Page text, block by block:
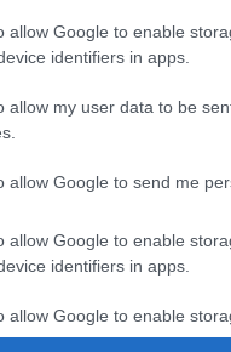
allow Google to enable
identifiers in apps.
allow my user data to be
allow Google to send me
allow Google to enable
identifiers in apps.
allow Google to enable
Tinderen tudok. A
mozognak, hogy
nem járok –
–, meg hát
is van rá. Viccen kívül,
Eljárok edzeni,
amikor chipsen és
magam. Tényleg
értem!